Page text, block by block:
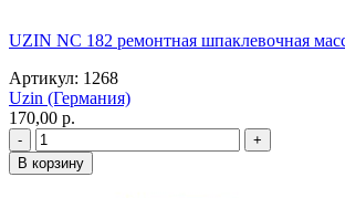
UZIN NC 182 ремонтная шпаклевочная
Артикул: 1268
Uzin (Германия)
170,00 p.